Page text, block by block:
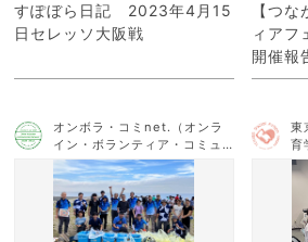
すぽぼら日記 2023年4月15
日セレッソ大阪戦
【つ
ィアフ
開催報
オンボラ・コミnet.（オンラ
イン・ボランティア・コミュ
ニケーション・ネットワー
ク）
東
育
チ